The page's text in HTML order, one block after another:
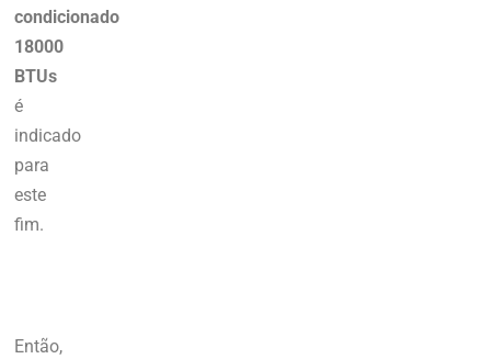
condicionado
18000
BTUs
é
indicado
para
este
fim.
Então,